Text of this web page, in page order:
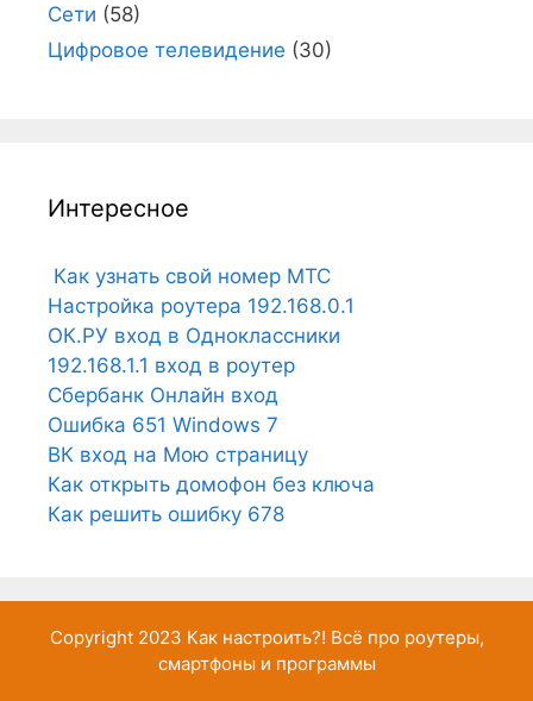
Сети (58)
Цифровое телевидение (30)
Интересное
Как узнать свой номер МТС
Настройка роутера 192.168.0.1
ОК.РУ вход в Одноклассники
192.168.1.1 вход в роутер
Сбербанк Онлайн вход
Ошибка 651 Windows 7
ВК вход на Мою страницу
Как открыть домофон без ключа
Как решить ошибку 678
Copyright 2023 Как настроить?! Всё про роутеры,
смартфоны и программы